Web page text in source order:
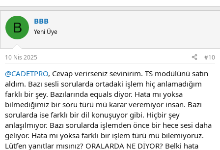
B BBB
Yeni Üye
10 Nis 2025 #10
@CADETPRO, Cevap verirseniz sevinirim. TS modülünü satın
aldım. Bazı sesli sorularda ortadaki işlem hiç anlamadığım
farklı bir şey. Bazılarında equals diyor. Hata mı yoksa
bilmediğimiz bir soru türü mü karar veremiyor insan. Bazı
sorularda ise farklı bir dil konuşuyor gibi. Hiçbir şey
anlaşılmıyor. Bazı sorularda işlemden önce bir hece sesi daha
geliyor. Hata mı yoksa farklı bir işlem türü mü bilemiyoruz.
Lütfen yanıtlar mısınız? ORALARDA NE DİYOR? Belki hata